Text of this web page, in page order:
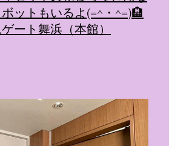
ットもいるよ(=^・^=)🏨
ート舞浜（本館）